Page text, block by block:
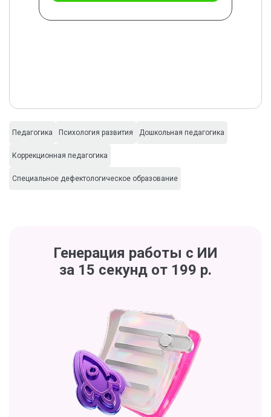
Педагогика Психология развития Дошкольная педагогика
Коррекционная педагогика
Специальное дефектологическое образование
Генерация работы с ИИ
за 15 секунд от 199 р.